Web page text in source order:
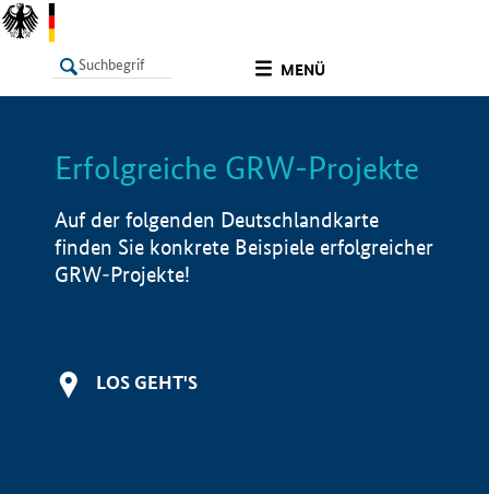
MENÜ
LISTE Info
Erfolgreiche GRW-Projekte
Auf der folgenden Deutschlandkarte
finden Sie konkrete Beispiele erfolgreicher
GRW-Projekte!
LOS GEHT'S